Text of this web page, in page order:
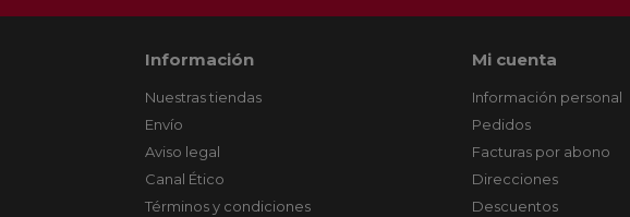
Información
Nuestras tiendas
Envío
Aviso legal
Canal Ético
Términos y condiciones
Mi cuenta
Información personal
Pedidos
Facturas por abono
Direcciones
Descuentos